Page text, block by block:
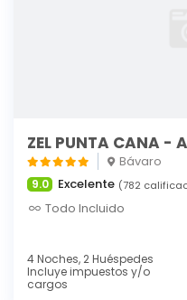
ZEL PUNTA CANA -
Bávaro
9.0 Excelente (782
Todo Incluido
4 Noches, 2 Huéspedes
Incluye impuestos y/o
cargos